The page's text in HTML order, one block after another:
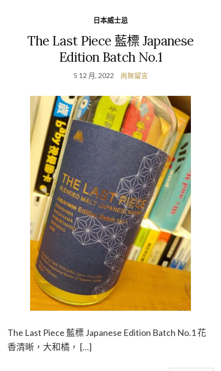
日本威士忌
The Last Piece 藍標 Japanese
Edition Batch No.1
5 12 月, 2022 尚無留言
The Last Piece 藍標 Japanese Edition Batch No.1 花
香清晰，大和橘， […]